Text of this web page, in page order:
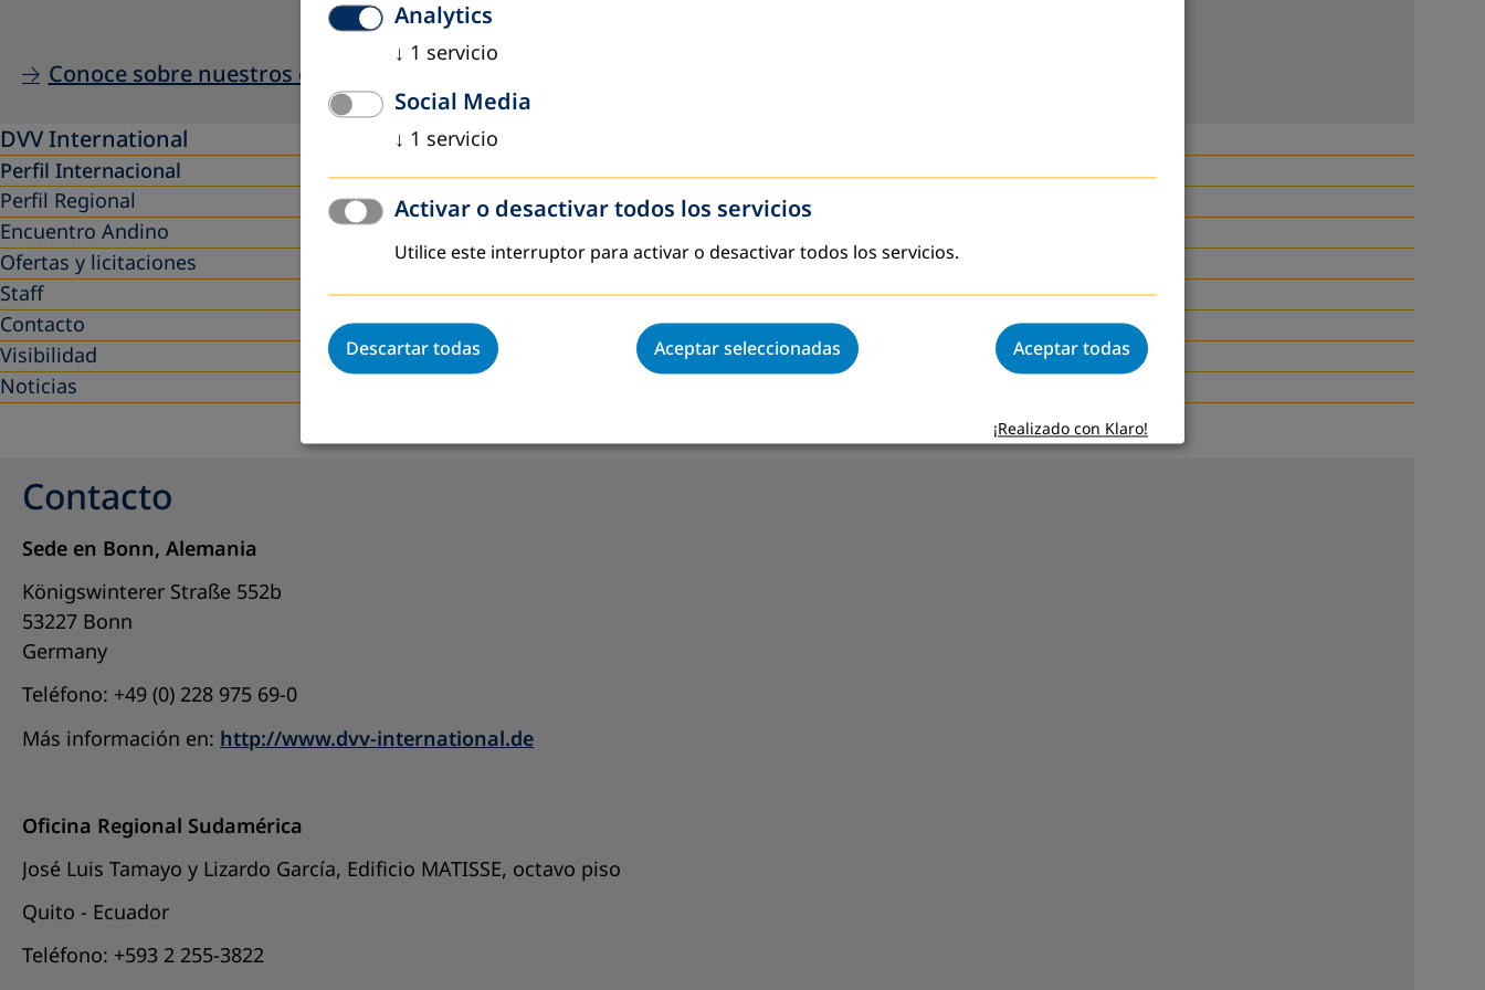
Conoce sobre nuestros campos de acción estratégica dando click en este enlace.
DVV International
Perfil Internacional
Perfil Regional
Encuentro Andino
Ofertas y licitaciones
Staff
Contacto
Visibilidad
Noticias
Contacto
Sede en Bonn, Alemania
Königswinterer Straße 552b
53227 Bonn
Germany
Teléfono: +49 (0) 228 975 69-0
Más información en: http://www.dvv-international.de
Oficina Regional Sudamérica
José Luis Tamayo y Lizardo García, Edificio MATISSE, octavo piso
Quito - Ecuador
Teléfono: +593 2 255-3822
Analytics
↓ 1 servicio
Social Media
↓ 1 servicio
Activar o desactivar todos los servicios
Utilice este interruptor para activar o desactivar todos los servicios.
Descartar todas Aceptar seleccionadas Aceptar todas
¡Realizado con Klaro!